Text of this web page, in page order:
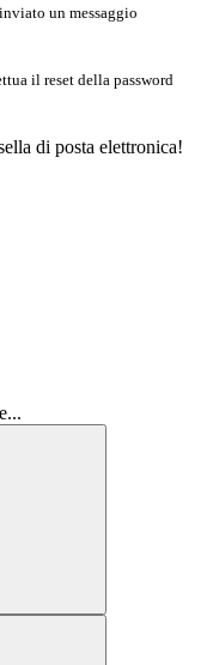
un messaggio
il reset della password
di posta elettronica!